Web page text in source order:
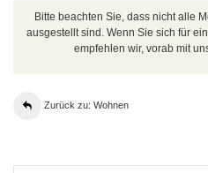
Bitte beachten Sie, dass nicht alle
ausgestellt sind. Wenn Sie sich für
empfehlen wir, vorab mit
Zurück zu: Wohnen